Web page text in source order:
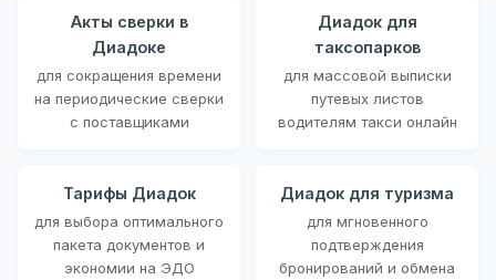
Акты сверки в
Диадоке
для сокращения времени
на периодические сверки
с поставщиками
Диадок для
таксопарков
для массовой выписки
путевых листов
водителям такси онлайн
Тарифы Диадок
для выбора оптимального
пакета документов и
экономии на ЭДО
Диадок для туризма
для мгновенного
подтверждения
бронирований и обмена